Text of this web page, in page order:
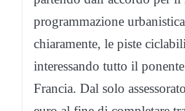
programmazione
chiaramente, le piste
interessando tutto il
Francia. Dal solo